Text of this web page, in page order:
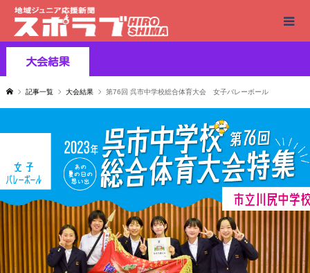
大会結果
記事一覧 大会結果 第76回 呉市中学校総合体育大会 女子バレーボール